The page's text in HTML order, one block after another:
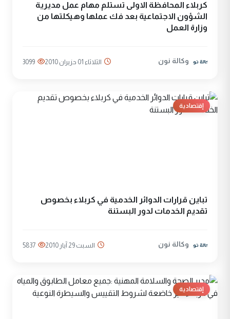
كربلاء المحافظة الاولى تستلم مهام عمل مديرية
الشؤون الاجتماعية بعد فك عملها وهيكلتها من
وزارة العمل
وكالة نون الثلاثاء 01 حزيران 2010 3099
إقتصادية
تباين قرارات الدوائر الخدمية في كربلاء بخصوص
تقديم الخدمات لدور البستنة
وكالة نون السبت 29 آيار 2010 5837
إقتصادية